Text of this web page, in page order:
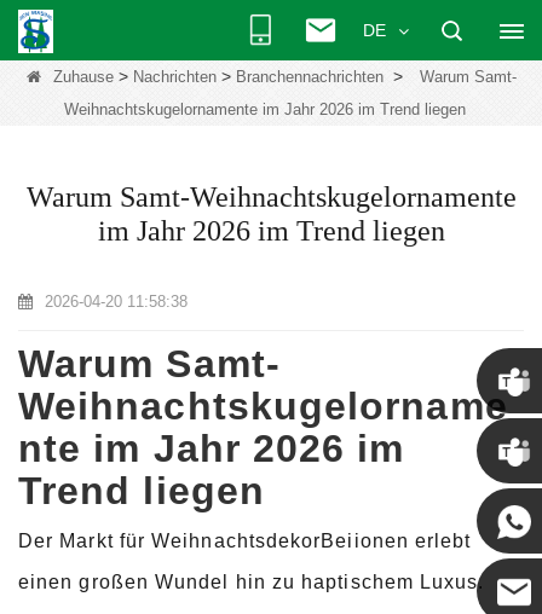
DE
Zuhause> Nachrichten> Branchennachrichten>
Warum Samt-
Weihnachtskugelornamente im Jahr 2026 im Trend liegen
Warum Samt-Weihnachtskugelornamente
im Jahr 2026 im Trend liegen
2026-04-20 11:58:38
Warum Samt-
Weihnachtskugelorname
nte im Jahr 2026 im
Trend liegen
Der Markt für WeihnachtsdekorBeiionen erlebt
einen großen Wundel hin zu haptischem Luxus.
Chris
Kenny